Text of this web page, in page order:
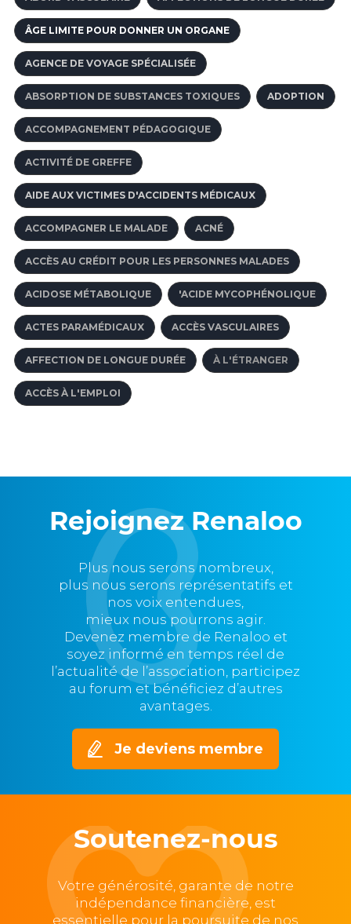
ÂGE LIMITE POUR DONNER UN ORGANE
AGENCE DE VOYAGE SPÉCIALISÉE
ABSORPTION DE SUBSTANCES TOXIQUES ADOPTION
ACCOMPAGNEMENT PÉDAGOGIQUE
ACTIVITÉ DE GREFFE
AIDE AUX VICTIMES D'ACCIDENTS MÉDICAUX
ACCOMPAGNER LE MALADE ACNÉ
ACCÈS AU CRÉDIT POUR LES PERSONNES MALADES
ACIDOSE MÉTABOLIQUE 'ACIDE MYCOPHÉNOLIQUE
ACTES PARAMÉDICAUX ACCÈS VASCULAIRES
AFFECTION DE LONGUE DURÉE À L'ÉTRANGER
ACCÈS À L'EMPLOI
Rejoignez Renaloo
Plus nous serons nombreux,
plus nous serons représentatifs et
nos voix entendues,
mieux nous pourrons agir.
Devenez membre de Renaloo et
soyez informé en temps réel de
l’actualité de l’association, participez
au forum et bénéficiez d’autres
avantages.
Je deviens membre
Soutenez-nous
Votre générosité, garante de notre
indépendance financière, est
essentielle pour la poursuite de nos